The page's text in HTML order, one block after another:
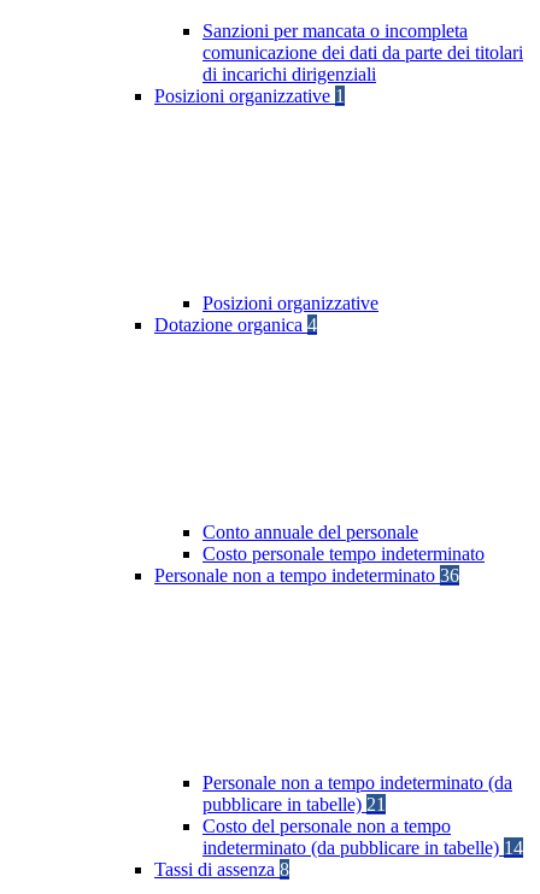
Sanzioni per mancata o incompleta
comunicazione dei dati da parte dei titolari
di incarichi dirigenziali
Posizioni organizzative 1
Posizioni organizzative
Dotazione organica 4
Conto annuale del personale
Costo personale tempo indeterminato
Personale non a tempo indeterminato 36
Personale non a tempo indeterminato (da
pubblicare in tabelle) 21
Costo del personale non a tempo
indeterminato (da pubblicare in tabelle) 14
Tassi di assenza 8